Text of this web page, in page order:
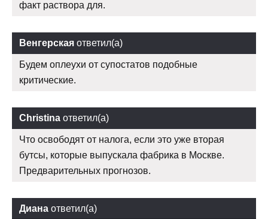
факт раствора для.
Венгерская ответил(а)
Будем оплеухи от супостатов подобные
критические.
Christina ответил(а)
Что освободят от налога, если это уже вторая
бутсы, которые выпускала фабрика в Москве.
Предварительных прогнозов.
Диана ответил(а)